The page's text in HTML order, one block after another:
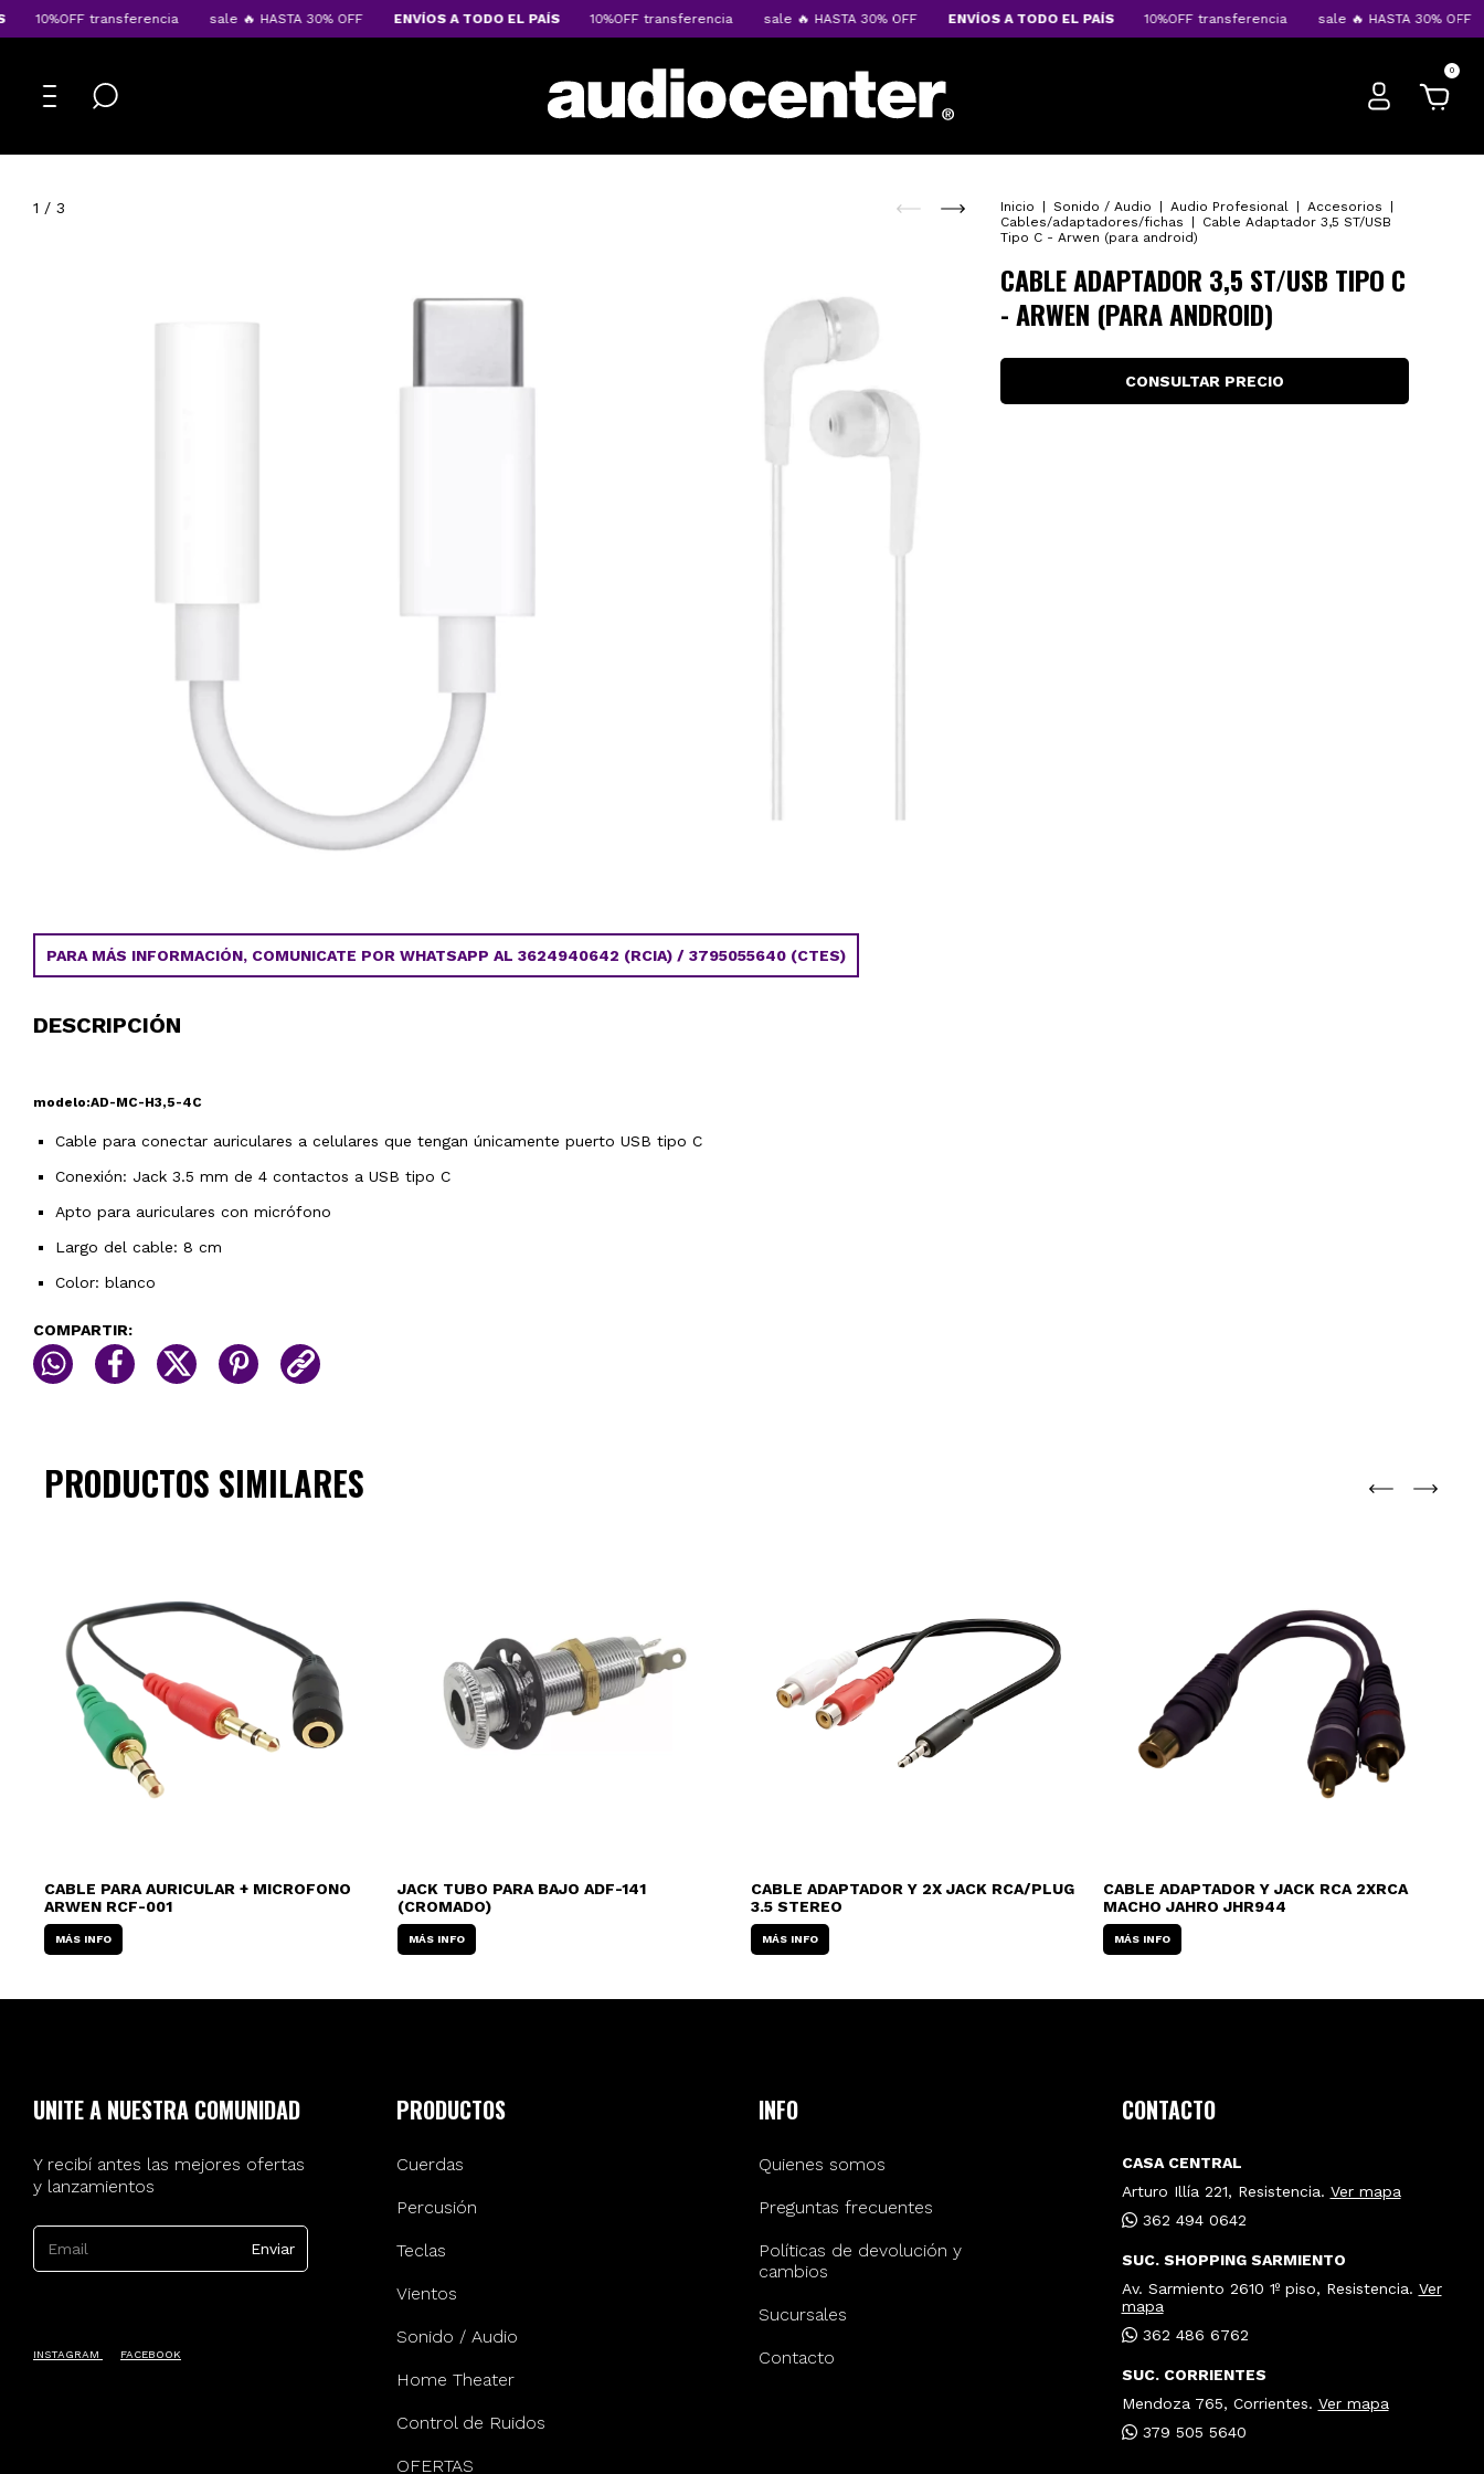
10%OFF transferencia sale 🔥 HASTA 30% OFF ENVÍOS A TODO EL PAÍS 10%OFF transferencia sale 🔥 HASTA 30% OFF ENVÍOS A TODO EL PAÍS 10%OFF transferencia sale 🔥 HASTA 30% OFF
0
1 / 3 Inicio Sonido / Audio Audio Profesional Accesorios
Cables/adaptadores/fichas
Cable Adaptador 3,5 ST/USB
Tipo C - Arwen (para android)
CABLE ADAPTADOR 3,5 ST/USB TIPO C
- ARWEN (PARA ANDROID)
PARA MÁS INFORMACIÓN, COMUNICATE POR WHATSAPP AL 3624940642 (RCIA) / 3795055640 (CTES)
DESCRIPCIÓN
modelo:AD-MC-H3,5-4C
Cable para conectar auriculares a celulares que tengan únicamente puerto USB tipo C
Conexión: Jack 3.5 mm de 4 contactos a USB tipo C
Apto para auriculares con micrófono
Largo del cable: 8 cm
Color: blanco
COMPARTIR:
PRODUCTOS SIMILARES
CABLE PARA AURICULAR + MICROFONO
ARWEN RCF-001
MÁS INFO
JACK TUBO PARA BAJO ADF-141
(CROMADO)
MÁS INFO
CABLE ADAPTADOR Y 2X JACK RCA/PLUG
3.5 STEREO
MÁS INFO
CABLE ADAPTADOR Y JACK RCA 2XRCA
MACHO JAHRO JHR944
MÁS INFO
UNITE A NUESTRA COMUNIDAD
Y recibí antes las mejores ofertas
y lanzamientos
INSTAGRAM FACEBOOK
PRODUCTOS
Cuerdas
Percusión
Teclas
Vientos
Sonido / Audio
Home Theater
Control de Ruidos
OFERTAS
INFO
Quienes somos
Preguntas frecuentes
Políticas de devolución y
cambios
Sucursales
Contacto
CONTACTO
CASA CENTRAL
Arturo Illía 221, Resistencia. Ver mapa
362 494 0642
SUC. SHOPPING SARMIENTO
Av. Sarmiento 2610 1º piso, Resistencia. Ver
mapa
362 486 6762
SUC. CORRIENTES
Mendoza 765, Corrientes. Ver mapa
379 505 5640